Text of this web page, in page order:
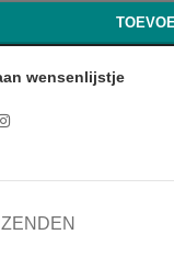
wensenlijstje